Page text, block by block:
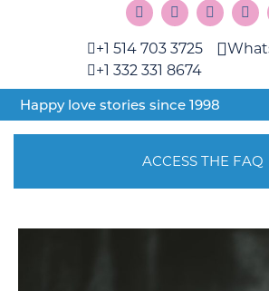
+1 514 703 3725
+1 332 331 8674
Happy love stories since 1998
ACCESS THE FAQ